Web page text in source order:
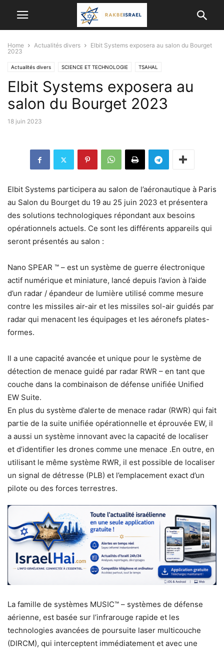
Home Actualités divers
Elbit Systems exposera au salon du Bourget
2023
Actualités divers SCIENCE ET TECHNOLOGIE TSAHAL
Elbit Systems exposera au
salon du Bourget 2023
18 juin 2023
Elbit Systems participera au salon de l’aéronautique à Paris
au Salon du Bourget du 19 au 25 juin 2023 et présentera
des solutions technologiques répondant aux besoins
opérationnels actuels. Ce sont les différents appareils qui
seront présentés au salon :
Nano SPEAR ™ – est un système de guerre électronique
actif numérique et miniature, lancé depuis l’avion à l’aide
d’un radar / épandeur de lumière utilisé comme mesure
contre les missiles air-air et les missiles sol-air guidés par
radar qui menacent les équipages et les aéronefs plates-
formes.
Il a une capacité avancée et unique pour le système de
détection de menace guidé par radar RWR – en tant que
couche dans la combinaison de défense unifiée Unified
EW Suite.
En plus du système d’alerte de menace radar (RWR) qui fait
partie de la suite unifiée opérationnelle et éprouvée EW, il
a aussi un système innovant avec la capacité de localiser
et d’identifier les drones comme une menace .En outre, en
utilisant le même système RWR, il est possible de localiser
un signal de détresse (PLB) et l’emplacement exact d’un
pilote ou des forces terrestres.
La famille de systèmes MUSIC™ – systèmes de défense
aérienne, est basée sur l’infrarouge rapide et les
technologies avancées de poursuite laser multicouche
(DIRCM), qui interceptent immédiatement et avec une